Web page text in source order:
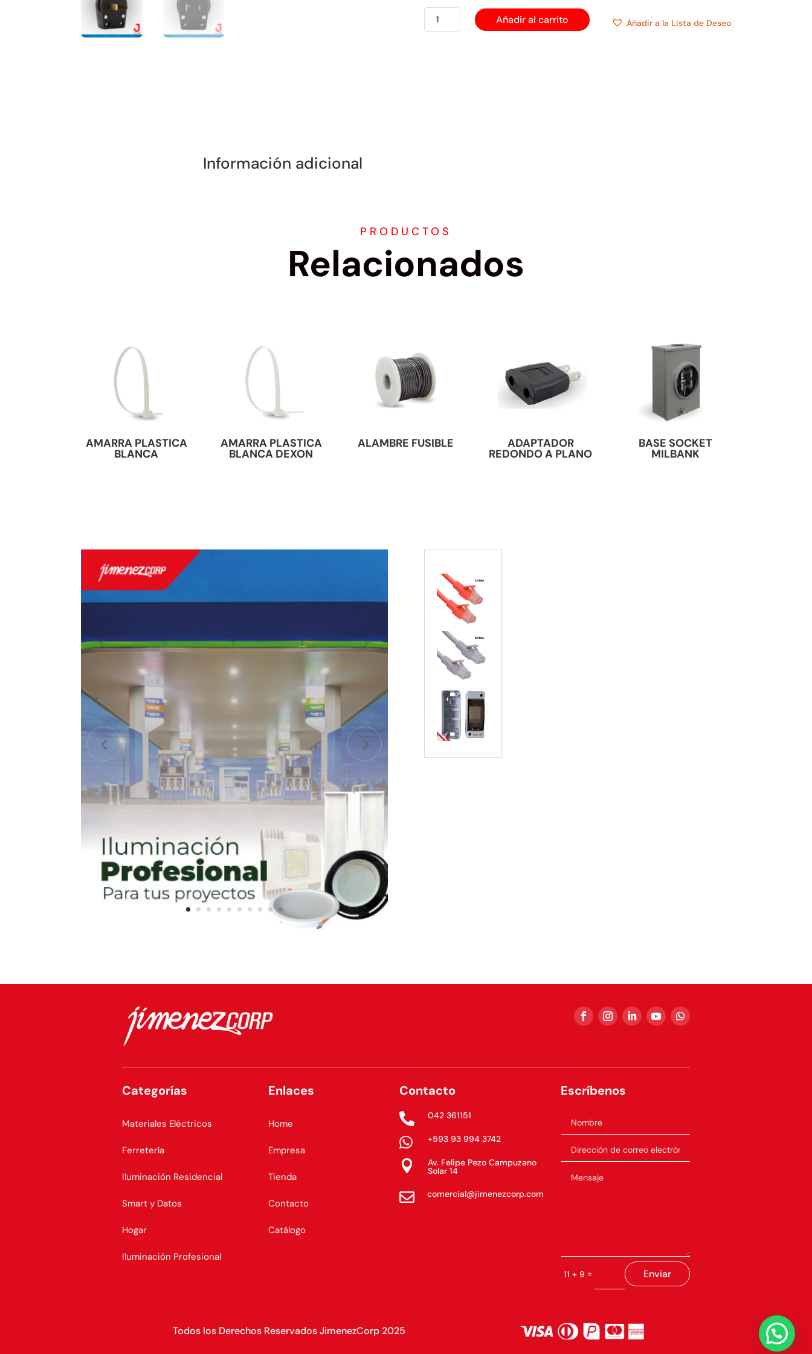
Añadir al carrito Añadir a la Lista de Deseo
Información adicional
PRODUCTOS
Relacionados
AMARRA PLASTICA
BLANCA
AMARRA PLASTICA
BLANCA DEXON
ALAMBRE FUSIBLE ADAPTADOR
REDONDO A PLANO
BASE SOCKET
MILBANK
Categorías
Materiales Eléctricos
Ferretería
Iluminación Residencial
Smart y Datos
Hogar
Iluminación Profesional
Enlaces
Home
Empresa
Tienda
Contacto
Catálogo
Contacto
 042 361151
 +593 93 994 3742
 Av. Felipe Pezo Campuzano
Solar 14
 comercial@jimenezcorp.com
Escríbenos
11 + 9 = Enviar
Todos los Derechos Reservados JimenezCorp 2025